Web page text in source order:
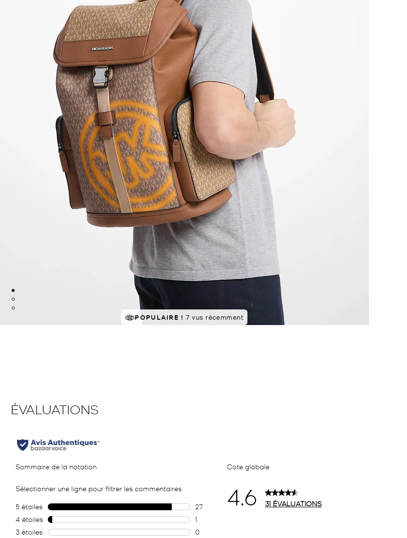
À SUCCÈS!POPULAIRE ! 7 vus récemment